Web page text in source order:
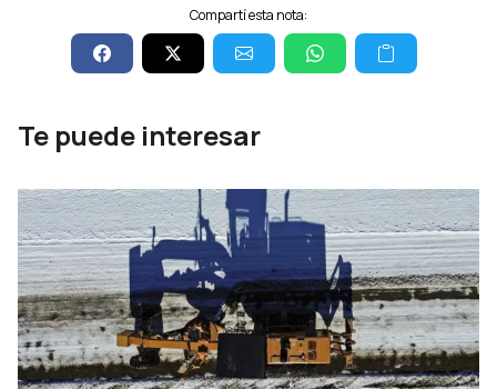
Compartí esta nota:
Te puede interesar